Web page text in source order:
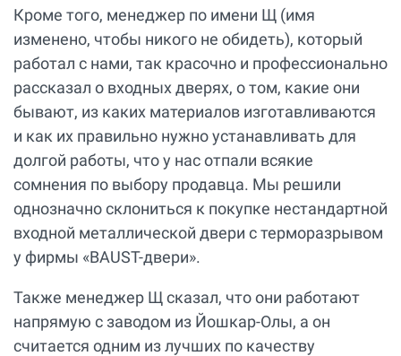
Кроме того, менеджер по имени Щ (имя
изменено, чтобы никого не обидеть), который
работал с нами, так красочно и профессионально
рассказал о входных дверях, о том, какие они
бывают, из каких материалов изготавливаются
и как их правильно нужно устанавливать для
долгой работы, что у нас отпали всякие
сомнения по выбору продавца. Мы решили
однозначно склониться к покупке нестандартной
входной металлической двери с терморазрывом
у фирмы «BAUST-двери».
Также менеджер Щ сказал, что они работают
напрямую с заводом из Йошкар-Олы, а он
считается одним из лучших по качеству